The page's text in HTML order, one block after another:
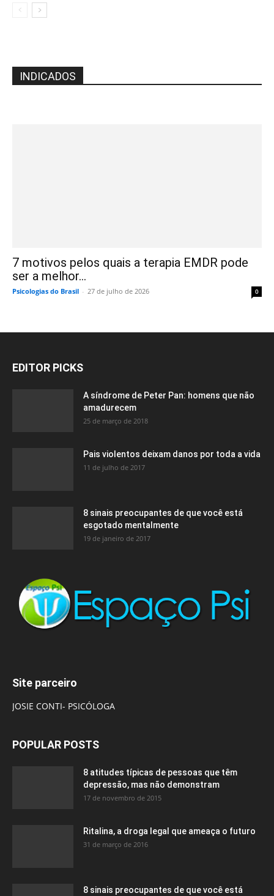
INDICADOS
7 motivos pelos quais a terapia EMDR pode
ser a melhor...
Psicologias do Brasil - 27 de julho de 2026 0
EDITOR PICKS
A síndrome de Peter Pan: homens que não
amadurecem
25 de março de 2018
Pais violentos deixam danos por toda a vida
11 de julho de 2017
8 sinais preocupantes de que você está
esgotado mentalmente
19 de janeiro de 2017
Site parceiro
JOSIE CONTI- PSICÓLOGA
POPULAR POSTS
8 atitudes típicas de pessoas que têm
depressão, mas não demonstram
17 de novembro de 2015
Ritalina, a droga legal que ameaça o futuro
31 de março de 2016
8 sinais preocupantes de que você está